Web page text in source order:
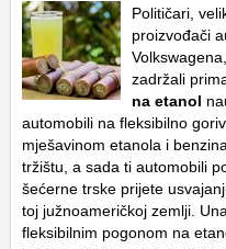
Političari,
proizvođači
zadržali
na etanol
automobili na fleksibilno
mješavinom etanola i
tržištu, a sada ti automobili
šećerne trske prijete
toj južnoameričkoj zemlji.
fleksibilnim pogonom na